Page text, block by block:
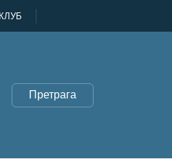
Претрага